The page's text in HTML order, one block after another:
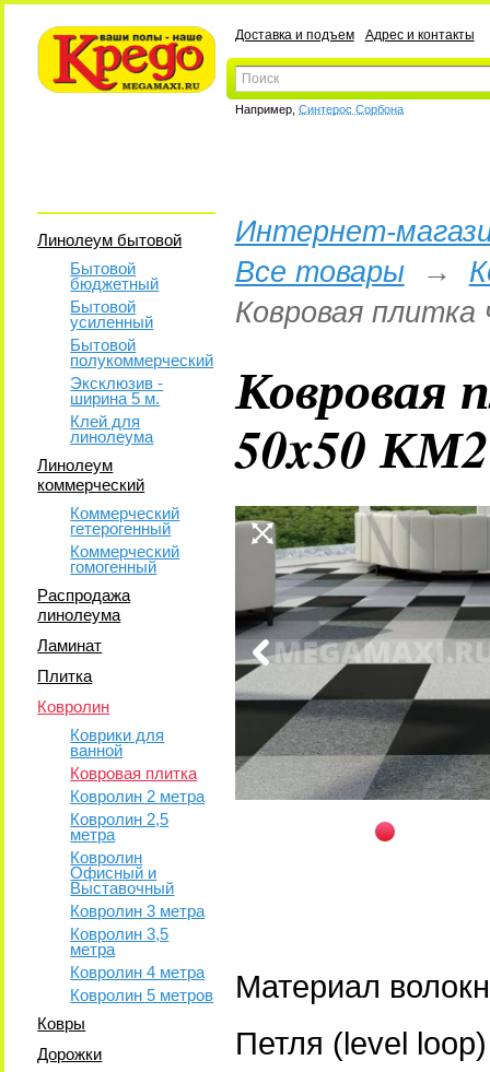
Доставка и подъем Адрес и контакты
Например, Синтерос Сорбона
Линолеум бытовой
Бытовой
бюджетный
Бытовой
усиленный
Бытовой
полукоммерческий
Эксклюзив -
ширина 5 м.
Клей для
линолеума
Линолеум
коммерческий
Коммерческий
гетерогенный
Коммерческий
гомогенный
Распродажа
линолеума
Ламинат
Плитка
Ковролин
Коврики для
ванной
Ковровая плитка
Ковролин 2 метра
Ковролин 2,5
метра
Ковролин
Офисный и
Выставочный
Ковролин 3 метра
Ковролин 3,5
метра
Ковролин 4 метра
Ковролин 5 метров
Ковры
Дорожки
Интернет-
Все товары→
Ковровая
Ковровая
50x50 КМ2
Материал
Петля (level